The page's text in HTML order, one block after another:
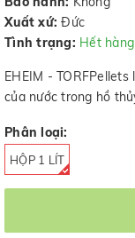
Xuất xứ: Đức
Tình trạng: Hết hàng
EHEIM -
của nước trong hồ
Phân loại:
HỘP 1 LÍT